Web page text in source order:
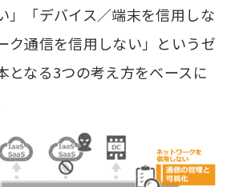
」「デバイス／端末を信用しな
ク通信を信用しない」というゼ
となる3つの考え方をベースに